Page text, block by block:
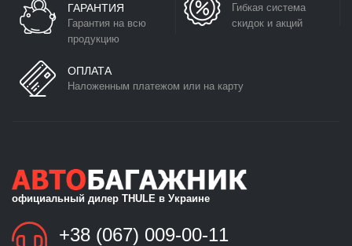
ГАРАНТИЯ
Гарантия на всю
продукцию
Гибкая система
скидок и акций
ОПЛАТА
Наложенным платежом или на карту
официальный дилер THULE в Украине
+38 (067) 009-00-11